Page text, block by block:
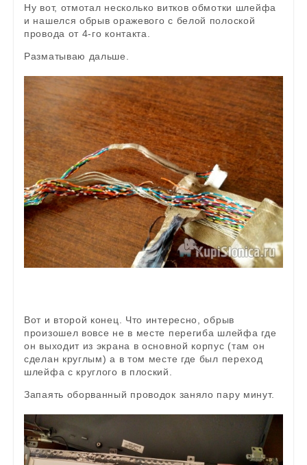
Ну вот, отмотал несколько витков обмотки шлейфа
и нашелся обрыв оражевого с белой полоской
провода от 4-го контакта.
Разматываю дальше.
Вот и второй конец. Что интересно, обрыв
произошел вовсе не в месте перегиба шлейфа где
он выходит из экрана в основной корпус (там он
сделан круглым) а в том месте где был переход
шлейфа с круглого в плоский.
Запаять оборванный проводок заняло пару минут.